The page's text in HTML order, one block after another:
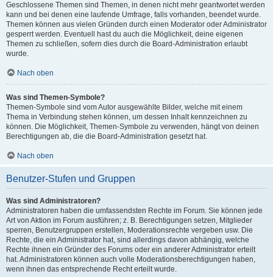
Geschlossene Themen sind Themen, in denen nicht mehr geantwortet werden
kann und bei denen eine laufende Umfrage, falls vorhanden, beendet wurde.
Themen können aus vielen Gründen durch einen Moderator oder Administrator
gesperrt werden. Eventuell hast du auch die Möglichkeit, deine eigenen
Themen zu schließen, sofern dies durch die Board-Administration erlaubt
wurde.
Nach oben
Was sind Themen-Symbole?
Themen-Symbole sind vom Autor ausgewählte Bilder, welche mit einem
Thema in Verbindung stehen können, um dessen Inhalt kennzeichnen zu
können. Die Möglichkeit, Themen-Symbole zu verwenden, hängt von deinen
Berechtigungen ab, die die Board-Administration gesetzt hat.
Nach oben
Benutzer-Stufen und Gruppen
Was sind Administratoren?
Administratoren haben die umfassendsten Rechte im Forum. Sie können jede
Art von Aktion im Forum ausführen; z. B. Berechtigungen setzen, Mitglieder
sperren, Benutzergruppen erstellen, Moderationsrechte vergeben usw. Die
Rechte, die ein Administrator hat, sind allerdings davon abhängig, welche
Rechte ihnen ein Gründer des Forums oder ein anderer Administrator erteilt
hat. Administratoren können auch volle Moderationsberechtigungen haben,
wenn ihnen das entsprechende Recht erteilt wurde.